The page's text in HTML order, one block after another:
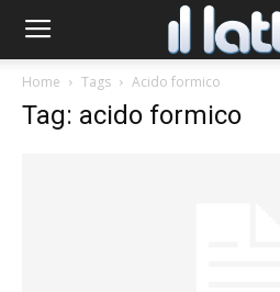
Home Tags Acido formico
Tag: acido formico